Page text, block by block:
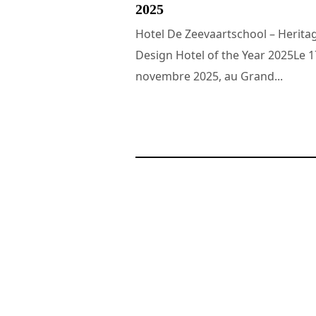
2025
Hotel De Zeevaartschool –
Design Hotel of the Year 2025Le
novembre 2025, au Grand...